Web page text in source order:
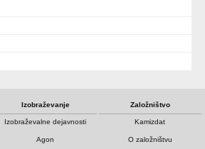
Izobraževanje
Izobraževalne dejavnosti
Agon
Založništvo
Kamizdat
O založništvu